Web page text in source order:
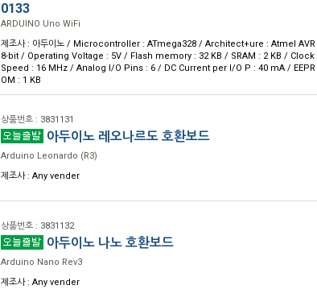
0133
ARDUINO Uno WiFi
제조사 : 아두이노 / Microcontroller : ATmega328 / Architect+ure : Atmel AVR
8-bit / Operating Voltage : 5V / Flash memory : 32 KB / SRAM : 2 KB / Clock
Speed : 16 MHz / Analog I/O Pins : 6 / DC Current per I/O P : 40 mA / EEPR
OM : 1 KB
상품번호 : 3831131
아두이노 레오나르도 호환보드
Arduino Leonardo (R3)
제조사 : Any vender
상품번호 : 3831132
아두이노 나노 호환보드
Arduino Nano Rev3
제조사 : Any vender